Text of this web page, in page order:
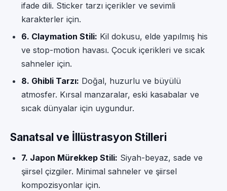
ifade dili. Sticker tarzı içerikler ve sevimli
karakterler için.
6. Claymation Stili: Kil dokusu, elde yapılmış his
ve stop-motion havası. Çocuk içerikleri ve sıcak
sahneler için.
8. Ghibli Tarzı: Doğal, huzurlu ve büyülü
atmosfer. Kırsal manzaralar, eski kasabalar ve
sıcak dünyalar için uygundur.
Sanatsal ve İllüstrasyon Stilleri
7. Japon Mürekkep Stili: Siyah-beyaz, sade ve
şiirsel çizgiler. Minimal sahneler ve şiirsel
kompozisyonlar için.